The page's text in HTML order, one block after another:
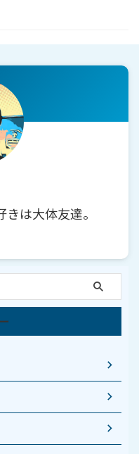
は大体友達。